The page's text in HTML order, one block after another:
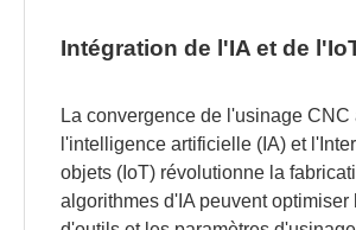
Intégration de l'IA et de
La convergence de l'usinage CNC
l'intelligence artificielle (IA) et
objets (IoT) révolutionne la
algorithmes d'IA peuvent optimiser